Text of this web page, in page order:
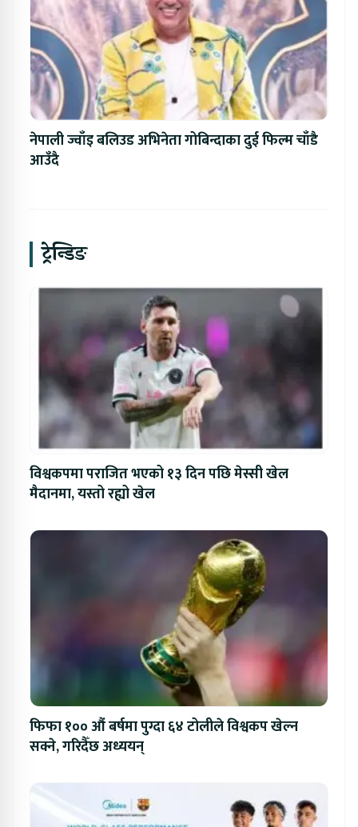
नेपाली ज्वाँइ बलिउड अभिनेता गोबिन्दाका दुई फिल्म चाँडै
आउँदै
ट्रेन्डिङ
विश्वकपमा पराजित भएको १३ दिन पछि मेस्सी खेल
मैदानमा, यस्तो रह्यो खेल
फिफा १०० औं बर्षमा पुग्दा ६४ टोलीले विश्वकप खेल्न
सक्ने, गरिदैँछ अध्ययन्